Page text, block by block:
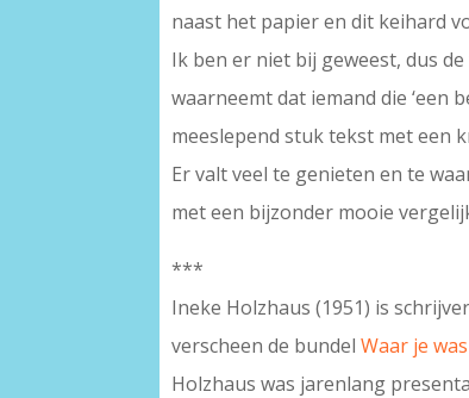
naast het papier en dit keihard
Ik ben er niet bij geweest, dus
waarneemt dat iemand die ‘een
meeslepend stuk tekst met een
Er valt veel te genieten en te
met een bijzonder mooie
***
Ineke Holzhaus (1951) is
verscheen de bundelWaar je was
Holzhaus was jarenlang